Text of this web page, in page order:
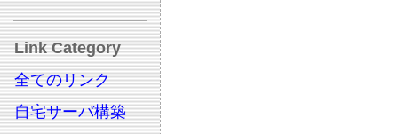
Link Category
全てのリンク
自宅サーバ構築